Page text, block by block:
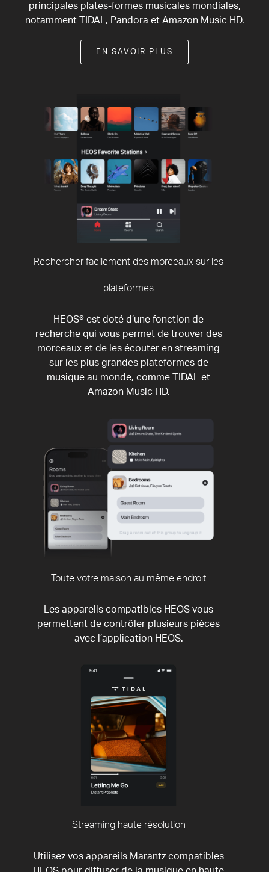
principales plates-formes musicales mondiales,
notamment TIDAL, Pandora et Amazon Music HD.
EN SAVOIR PLUS
Rechercher facilement des morceaux sur les
plateformes
HEOS® est doté d’une fonction de
recherche qui vous permet de trouver des
morceaux et de les écouter en streaming
sur les plus grandes plateformes de
musique au monde, comme TIDAL et
Amazon Music HD.
Toute votre maison au même endroit
Les appareils compatibles HEOS vous
permettent de contrôler plusieurs pièces
avec l’application HEOS.
Streaming haute résolution
Utilisez vos appareils Marantz compatibles